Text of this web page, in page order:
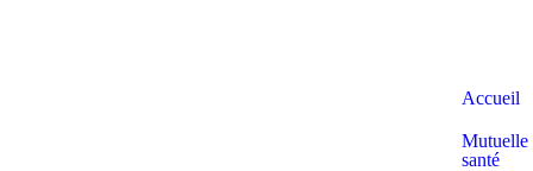
Accueil
Mutuelle
santé